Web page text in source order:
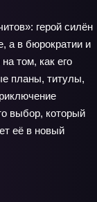
герой силён
а в бюрократии и
том, как его
планы, титулы,
выбор, который
её в новый